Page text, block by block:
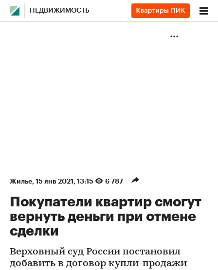
НЕДВИЖИМОСТЬ
Жилье⁠, 15 янв 2021, 13:15 6 787
Покупатели квартир смогут
вернуть деньги при отмене
сделки
Верховный суд России постановил
добавить в договор купли-продажи